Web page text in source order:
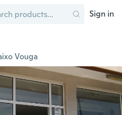
Sign in
Vouga